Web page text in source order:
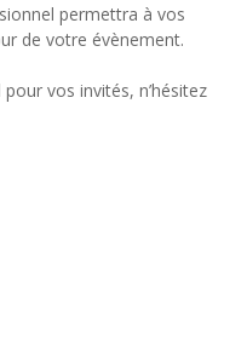
permettra à vos
de votre évènement.
vos invités, n’hésitez